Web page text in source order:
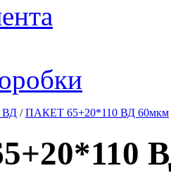
ВД /ПАКЕТ 65+20*110 ВД 60мкм